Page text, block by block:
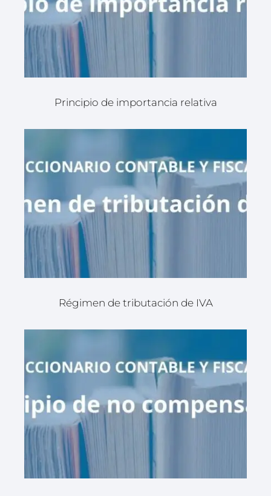
Principio de importancia relativa
Régimen de tributación de IVA